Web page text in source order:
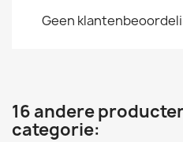
Geen
16 andere
categorie: